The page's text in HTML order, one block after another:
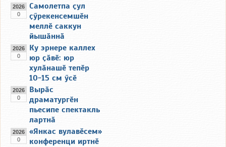
2026
0
Самолетпа ҫул
ҫӳрекенсемшӗн
меллӗ саккун
йышӑннӑ
2026
0
Ку эрнере каллех
юр ҫӑвӗ: юр
хулӑнашӗ тепӗр
10-15 см ӳсӗ
2026
0
Вырӑс
драматургӗн
пьесипе спектакль
лартнӑ
2026
0
«Янкас вулавӗсем»
конференци иртнӗ